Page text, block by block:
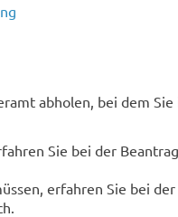
abholen, bei dem Sie
Sie bei der
erfahren Sie bei der